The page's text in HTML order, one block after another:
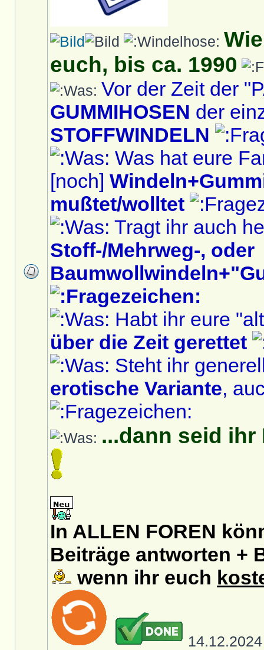
euch, bis ca. 1990
Vor der Zeit der
GUMMIHOSEN der
STOFFWINDELN
Was hat eure
[noch]
mußtet/wolltet
Tragt ihr auch
Stoff-/Mehrweg-, oder
Habt ihr eure
über die Zeit gerettet
Steht ihr
erotische Variante,
...dann seid ihr
In ALLEN FOREN
Beiträge antworten +
wenn ihr euch